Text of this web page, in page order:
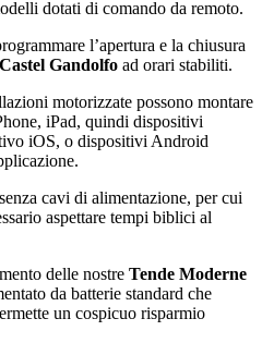
dotati di comando da remoto.
l’apertura e la chiusura
Gandolfo ad orari stabiliti.
motorizzate possono montare
iPad, quindi dispositivi
iOS, o dispositivi Android
cavi di alimentazione, per cui
aspettare tempi biblici al
delle nostre Tende Moderne
da batterie standard che
un cospicuo risparmio